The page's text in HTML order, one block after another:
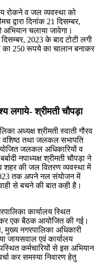
रोकने व जल व्यवस्था को
द्वारा दिनांक 21 दिसम्बर,
चलाया जावेगा।
2023 के बाद टोटी लगी
का 250 रूपये का चालान बनाकर
लगाये- श्रीमती चौपड़ा
अध्यक्ष श्रीमती स्वाती गौरव
वशिष्ठ तथा जलकल सभापति
जलकल अधिकारियों व
नपाध्यक्ष श्रीमती चौपड़ा ने
शहर की जल वितरण व्यवस्था में
तक अपने नल संयोजन में
से बचने की बात कही है।
कार्यालय स्थित
एक बैठक आयोजित की गई।
मुख्य नगरपालिका अधिकारी
जायसवाल एवं कार्यालय
कर्मचारियों से इस अभियान
कर समस्या निवारण हेतु